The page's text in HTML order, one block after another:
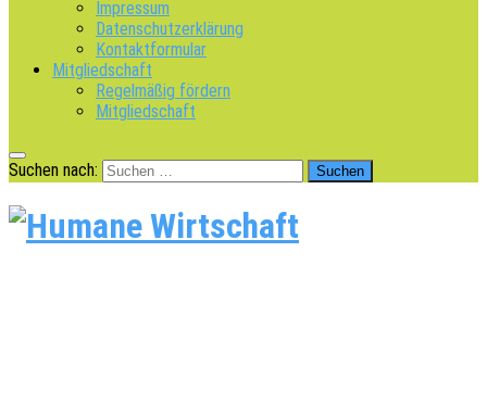
Impressum
Datenschutzerklärung
Kontaktformular
Mitgliedschaft
Regelmäßig fördern
Mitgliedschaft
Suchen nach: